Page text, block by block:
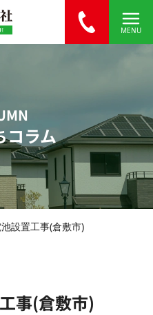
MENU
コラム
設置工事(倉敷市)
事(倉敷市)